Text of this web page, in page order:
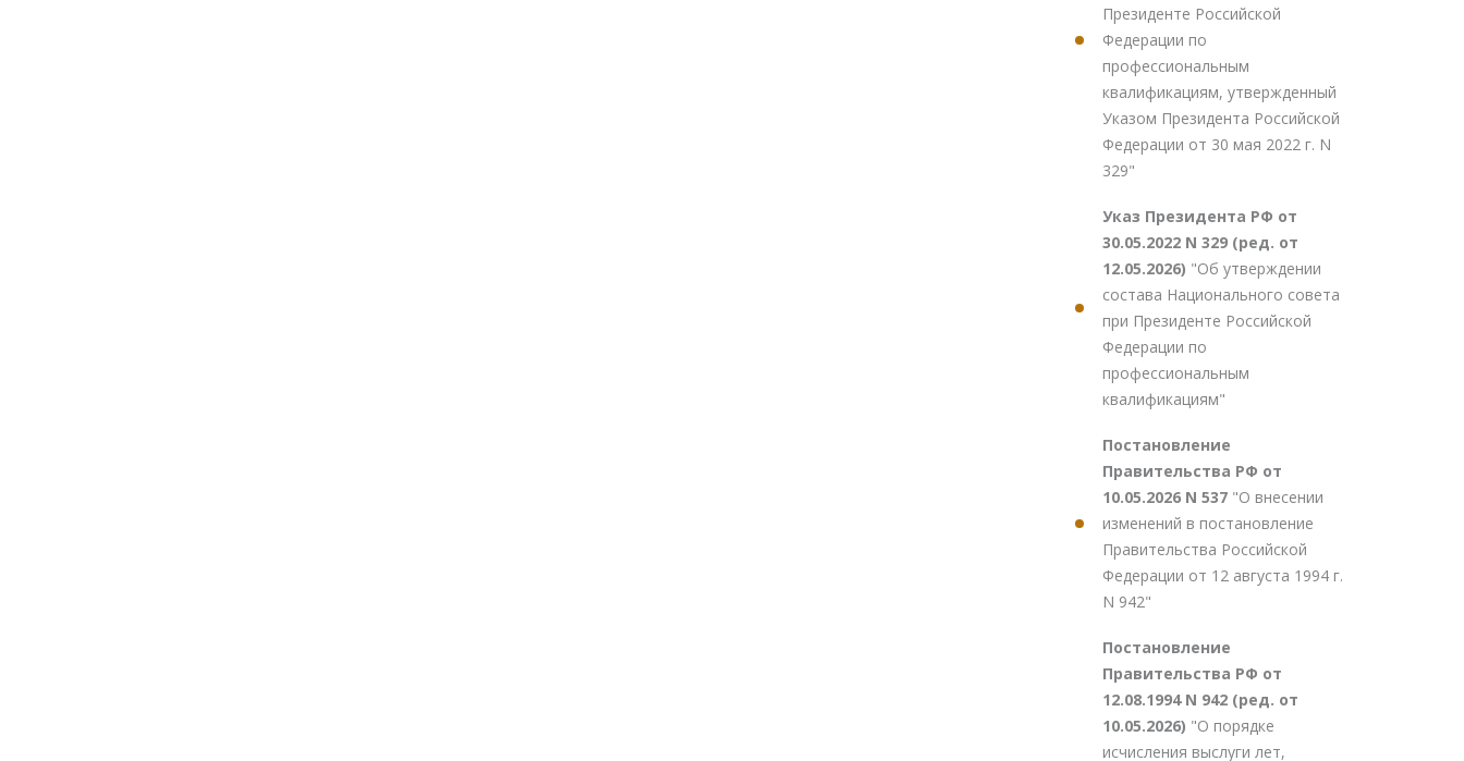
Президенте Российской
Федерации по
профессиональным
квалификациям, утвержденный
Указом Президента Российской
Федерации от 30 мая 2022 г. N
329"
Указ Президента РФ от
30.05.2022 N 329 (ред. от
12.05.2026) "Об утверждении
состава Национального совета
при Президенте Российской
Федерации по
профессиональным
квалификациям"
Постановление
Правительства РФ от
10.05.2026 N 537 "О внесении
изменений в постановление
Правительства Российской
Федерации от 12 августа 1994 г.
N 942"
Постановление
Правительства РФ от
12.08.1994 N 942 (ред. от
10.05.2026) "О порядке
исчисления выслуги лет,